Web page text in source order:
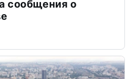
сообщения о